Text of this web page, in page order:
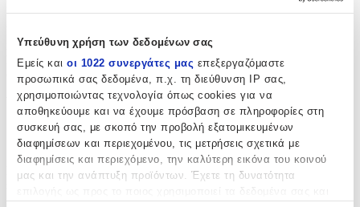
Υπεύθυνη χρήση των δεδομένων σας
Εμείς και οι 1022 συνεργάτες μας επεξεργαζόμαστε
προσωπικά σας δεδομένα, π.χ. τη διεύθυνση IP σας,
χρησιμοποιώντας τεχνολογία όπως cookies για να
αποθηκεύουμε και να έχουμε πρόσβαση σε πληροφορίες στη
συσκευή σας, με σκοπό την προβολή εξατομικευμένων
διαφημίσεων και περιεχομένου, τις μετρήσεις σχετικά με
διαφημίσεις και περιεχόμενο, την καλύτερη εικόνα του κοινού
μας και την ανάπτυξη προϊόντων. Έχετε τη δυνατότητα
Investigation Department, is assigned to the case.
investigation that will take him from the palatial mansions of
Moscow to the seedy backstreets of London in his hunt for the
conspirators behind this mysterious death.
What readers are saying about the Erast Fandorin Mysteries:
‘I loved it… I justcouldn’t put it down!‘My book Obsession
‘A delightful mystery/adventure! There’s a dark twist at the end that
has me anxious to continue in this series ‘ Neil on Goodreads (five
stars)